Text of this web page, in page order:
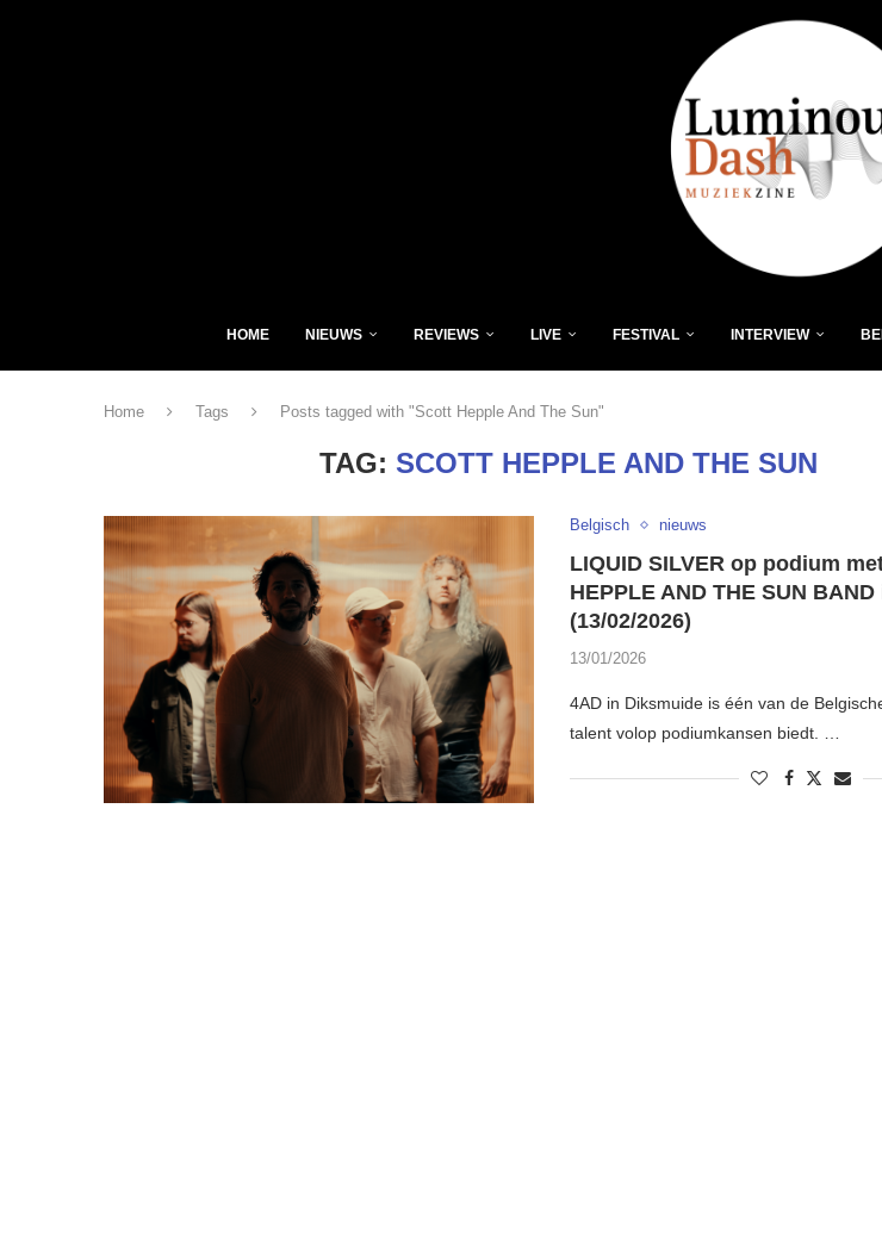
HOME NIEUWS REVIEWS LIVE FESTIVAL INTERVIEW
Home Tags Posts tagged with "Scott Hepple And The Sun"
TAG: SCOTT HEPPLE AND THE SUN
Belgisch nieuws
LIQUID SILVER op podium
HEPPLE AND THE SUN
(13/02/2026)
13/01/2026
4AD in Diksmuide is één van de
talent volop podiumkansen biedt. …